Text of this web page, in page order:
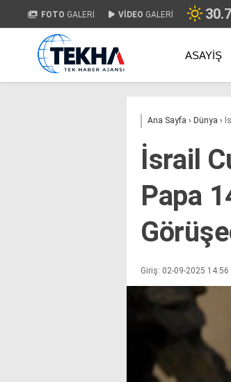
FOTO GALERİ VİDEO GALERİ 30.7
ASAYIŞ
Ana Sayfa › Dünya ›
İsrail
Papa
Giriş: 02-09-2025 14:56